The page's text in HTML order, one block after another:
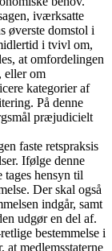
iværksatte
øverste domstol i
i tvivl om,
at omfordelingen
eller om
kategorier af
På denne
præjudicielt
faste retspraksis
Ifølge denne
hensyn til
Der skal også
indgår, samt
udgør en del af.
bestemmelse i
medlemsstaterne